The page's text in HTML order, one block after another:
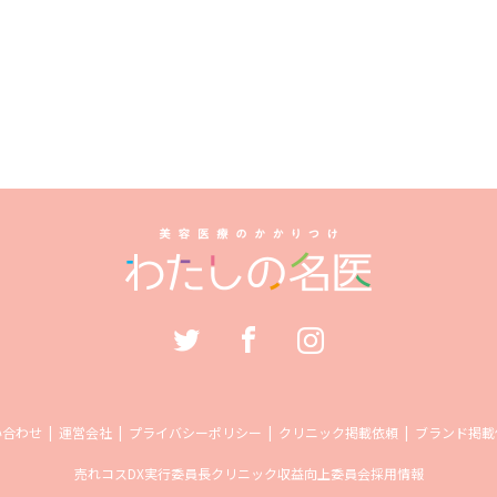
わせ 運営会社 プライバシーポリシー クリニック掲載依頼 ブランド掲
売れコスDX実行委員長クリニック収益向上委員会採用情報